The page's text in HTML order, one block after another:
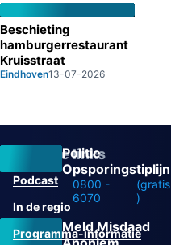
Beschieting
hamburgerrestaurant
Kruisstraat
Eindhoven13-07-2026
Politie
Opsporingstiplijn
0800 -
6070
(gratis
)
Meld Misdaad
Overige links
Podcast
In de regio
Programma-informatie